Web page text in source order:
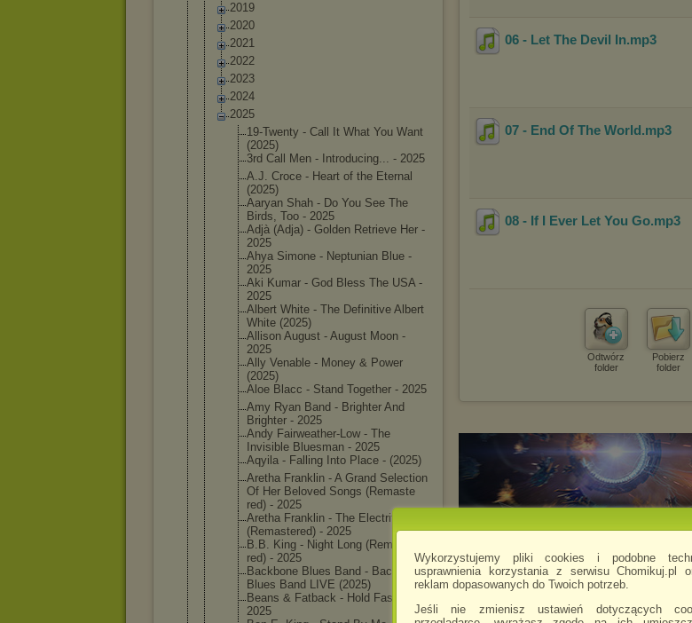
Wykorzystujemy pliki cookies i podobne
usprawnienia korzystania z serwisu Chomikuj.pl
reklam dopasowanych do Twoich potrzeb.
Jeśli nie zmienisz ustawień dotyczących
2019
2020
2021
2022
2023
2024
2025
19-Twenty - Call It What You Want
(2025)
3rd Call Men - Introducing... - 2025
A.J. Croce - Heart of the Eternal
(2025)
Aaryan Shah - Do You See The
Birds, Too - 2025
Adjà (Adja) - Golden Retrieve Her -
2025
Ahya Simone - Neptunian Blue -
2025
Aki Kumar - God Bless The USA -
2025
Albert White - The Definitive Albert
White (2025)
Allison August - August Moon -
2025
Ally Venable - Money & Power
(2025)
Aloe Blacc - Stand Together - 2025
Amy Ryan Band - Brighter And
Brighter - 2025
Andy Fairweather-Low - The
Invisibl e Bluesman - 2025
Aqyila - Falling Into Place - (2025)
Aretha Franklin - A Grand Selection
Of Her Beloved Songs (Remaste
red) - 2025
Aretha Franklin - The Electrif
(Remastered) - 2025
B.B. King - Night Long (Remaste
red) - 2025
Backbone Blues Band - Backbone
Blues Band LIVE (2025)
Beans & Fatback - Hold Fast -
2025
06 - Let The Devil In.mp3
07 - End Of The World .mp3
08 - If I Ever Let You Go.mp3
Odtwórz
folder
Pobierz
folder